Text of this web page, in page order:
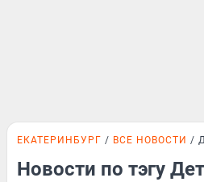
ЕКАТЕРИНБУРГ ВСЕ НОВОСТИ
Новости по тэгу